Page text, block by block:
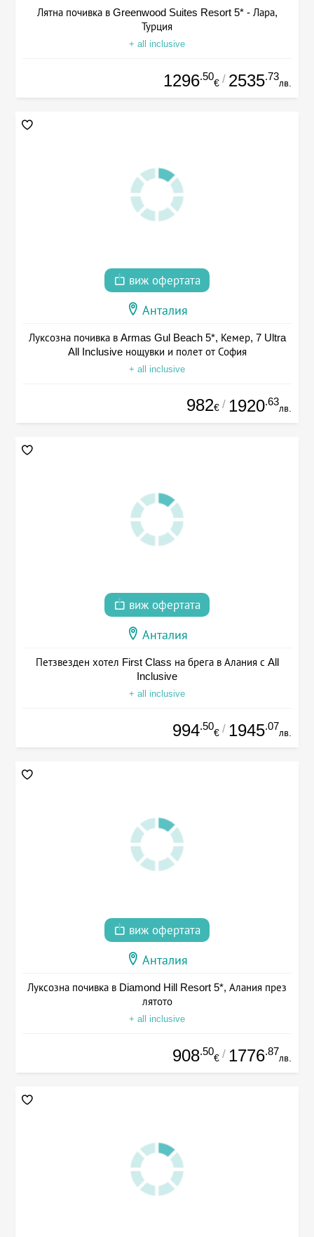
Лятна почивка в Greenwood Suites Resort 5* - Лара,
Турция
+ all inclusive
1296.50
€ / 2535.73
лв.
виж офертата
Анталия
Луксозна почивка в Armas Gul Beach 5*, Кемер, 7 Ultra
All Inclusive нощувки и полет от София
+ all inclusive
982€ / 1920.63
лв.
виж офертата
Анталия
Петзвезден хотел First Class на брега в Алания с All
Inclusive
+ all inclusive
994.50
€ / 1945.07
лв.
виж офертата
Анталия
Луксозна почивка в Diamond Hill Resort 5*, Алания през
лятото
+ all inclusive
908.50
€ / 1776.87
лв.